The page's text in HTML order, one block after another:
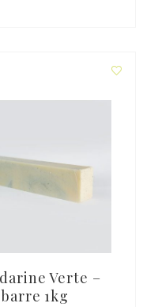
Verte –
barre 1kg